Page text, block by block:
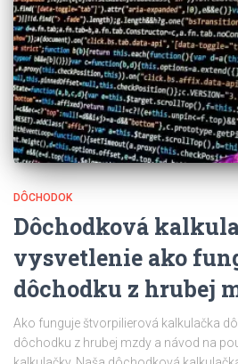
DÔCHODOK
Dôchodková
vysvetlenie ako
dôchodku z hrubej
Ako funguje štvorpilierová kalkulačka
dôchodku z hrubej mzdy a návod na